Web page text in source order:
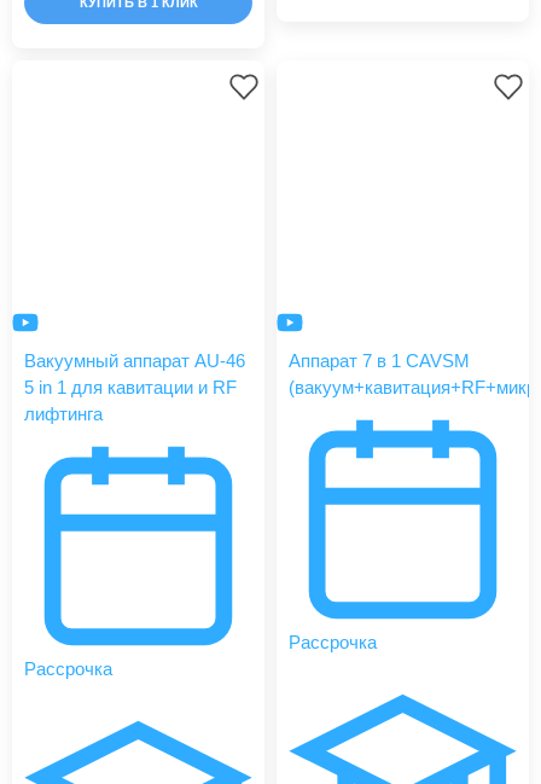
Вакуумный аппарат AU-46
5 in 1 для кавитации и RF
лифтинга
Рассрочка
Аппарат 7 в 1 CAVSM
Рассрочка